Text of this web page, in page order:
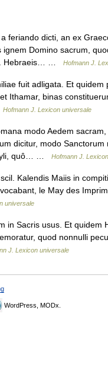
feriando dicti, an ex
Domino sacrum,
Hebraeis… …
Hofmann J.
fuit adligata. Et quidem
Ithamar, binas
Hofmann J. Lexicon universale
modo Aedem
dicitur, modo
quô… …
Hofmann J.
Kalendis Maiis in
le May des
universale
in Sacris usus. Et quidem
quod nonnulli
J. Lexicon universale
WordPress, MODx.